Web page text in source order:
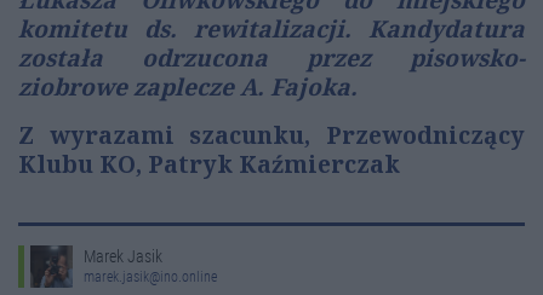
komitetu ds. rewitalizacji. Kandydatura
została odrzucona przez pisowsko-
ziobrowe zaplecze A. Fajoka.
Z wyrazami szacunku, Przewodniczący
Klubu KO, Patryk Kaźmierczak
Marek Jasik
marek.jasik@ino.online